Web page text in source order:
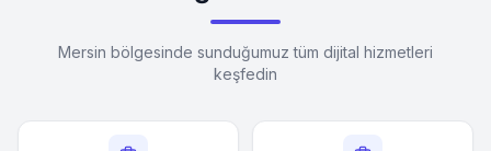
Mersin bölgesinde sunduğumuz tüm dijital hizmetleri
keşfedin